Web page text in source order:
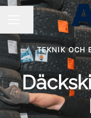
KARRIÄRMENY
Dela sidan
TEKNIK OCH